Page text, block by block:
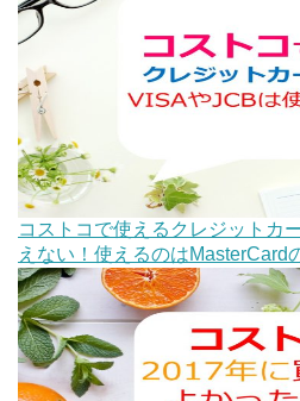
コストコで使えるクレジットカ
えない！使えるのはMasterCard